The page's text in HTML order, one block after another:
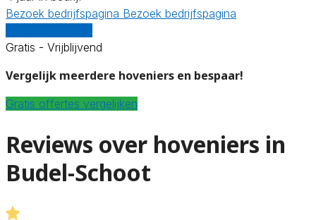
Bezoek bedrijfspagina Bezoek bedrijfspagina
Gratis - Vrijblijvend
Vergelijk meerdere hoveniers en bespaar!
Gratis offertes vergelijken
Reviews over hoveniers in
Budel-Schoot